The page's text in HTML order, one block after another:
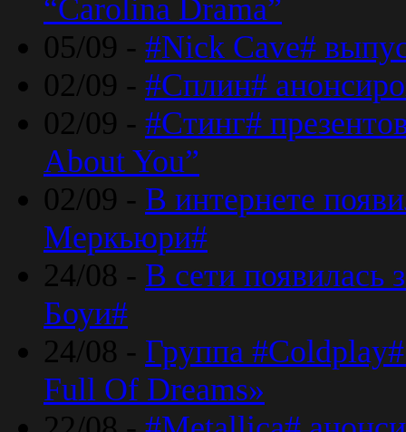
“Carolina Drama”
05/09 - #Nick Cave#
02/09 - #Сплин#
02/09 - #Стинг#
About You”
02/09 - В интернете
Меркьюри#
24/08 - В сети появилась
Боуи#
24/08 - Группа
Full Of Dreams»